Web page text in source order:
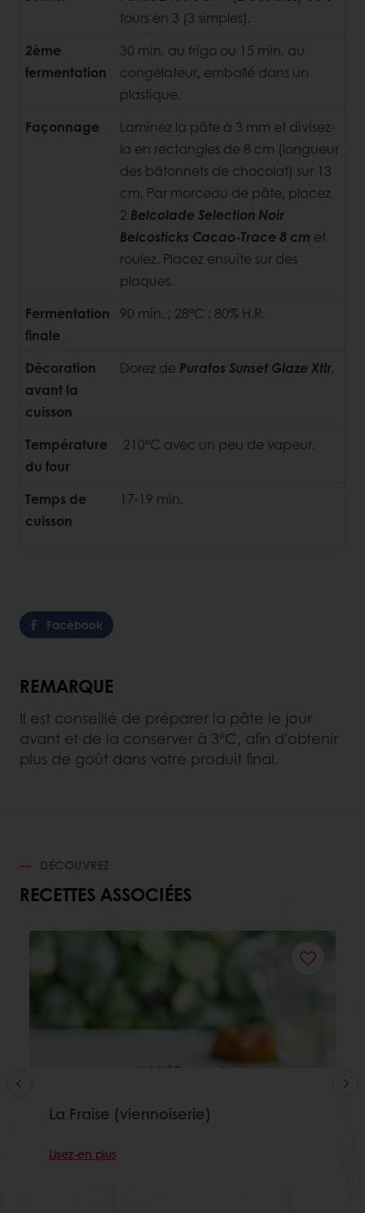
tours en 3 (3 simples).
2ème
fermentation
30 min. au frigo ou 15 min. au
congélateur, emballé dans un
plastique.
Façonnage
Laminez la pâte à 3 mm et divisez-
la en rectangles de 8 cm (longueur
des bâtonnets de chocolat) sur 13
cm. Par morceau de pâte, placez
2 Belcolade Selection Noir
Belcosticks Cacao-Trace 8 cm et
roulez. Placez ensuite sur des
plaques.
Fermentation
finale
90 min. ; 28°C ; 80% H.R.
Décoration
avant la
cuisson
Dorez de Puratos Sunset Glaze Xtlr.
Température
du four
210°C avec un peu de vapeur.
Temps de
cuisson
17-19 min.
Facebook
REMARQUE
Il est conseillé de préparer la pâte le jour
avant et de la conserver à 3°C, afin d’obtenir
plus de goût dans votre produit final.
DÉCOUVREZ
RECETTES ASSOCIÉES
La Fraise (viennoiserie)
Lisez-en plus